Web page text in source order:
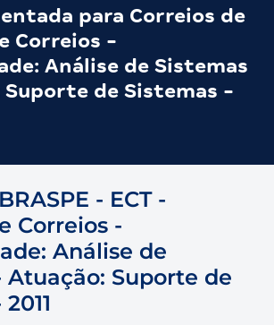
para Correios de
Correios -
Análise de Sistemas
Suporte de Sistemas -
- ECT -
Correios -
Análise de
Atuação: Suporte de